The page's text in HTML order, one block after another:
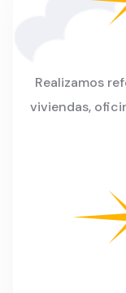
Realizamos
viviendas,